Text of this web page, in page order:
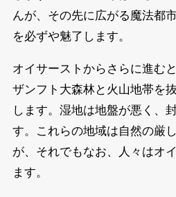
んが、その先に広がる魔法都
を必ずや魅了します。
オイサーストからさらに進む
ザンフト大森林と火山地帯を
します。湿地は地盤が悪く、
す。これらの地域は自然の厳
が、それでもなお、人々はオ
ます。